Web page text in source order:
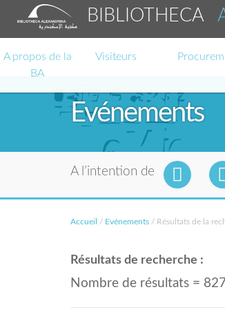
BIBLIOTHECA
A propos de la
BA
Visiteurs
Evénements
A l’intention de
Accueil / Evénements / Résultats de la
Résultats de recherche :
Nombre de résultats = 827